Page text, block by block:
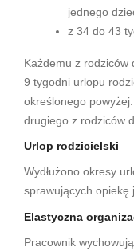
jednego
z 34 do 43
Każdemu z rodziców
9 tygodni urlopu
określonego
drugiego z rodziców
Urlop rodzicielski
Wydłużono okresy
sprawujących opiekę
Elastyczna
Pracownik